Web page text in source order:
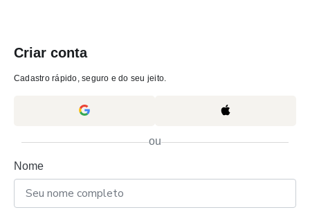
Criar conta
Cadastro rápido, seguro e do seu jeito.
ou
Nome